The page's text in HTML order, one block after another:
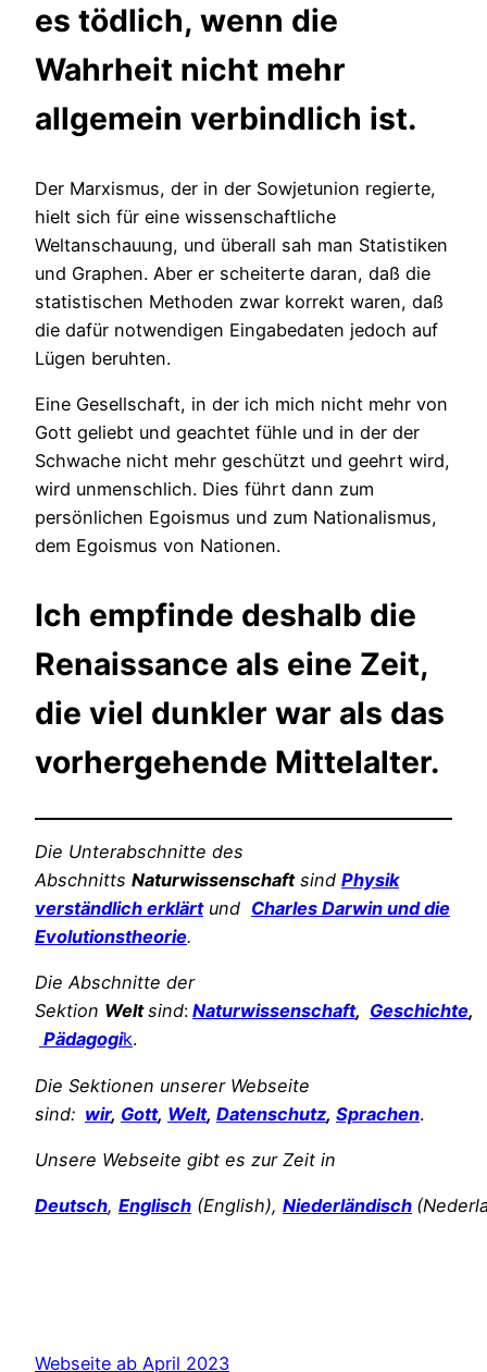
es tödlich, wenn die
Wahrheit nicht mehr
allgemein verbindlich ist.
Der Marxismus, der in der Sowjetunion regierte,
hielt sich für eine wissenschaftliche
Weltanschauung, und überall sah man Statistiken
und Graphen. Aber er scheiterte daran, daß die
statistischen Methoden zwar korrekt waren, daß
die dafür notwendigen Eingabedaten jedoch auf
Lügen beruhten.
Eine Gesellschaft, in der ich mich nicht mehr von
Gott geliebt und geachtet fühle und in der der
Schwache nicht mehr geschützt und geehrt wird,
wird unmenschlich. Dies führt dann zum
persönlichen Egoismus und zum Nationalismus,
dem Egoismus von Nationen.
Ich empfinde deshalb die
Renaissance als eine Zeit,
die viel dunkler war als das
vorhergehende Mittelalter.
Die Unterabschnitte des
Abschnitts Naturwissenschaftsind Physik
verständlich erklärtund Charles Darwin und die
Evolutionstheorie.
Die Abschnitte der
Sektion Weltsind: Naturwissenschaft, Geschichte,
Pädagogik.
Die Sektionen unserer Webseite
sind: wir, Gott, Welt, Datenschutz, Sprachen.
Unsere Webseite gibt es zur Zeit in
Deutsch, Englisch (English), Niederländisch
Webseite ab April 2023